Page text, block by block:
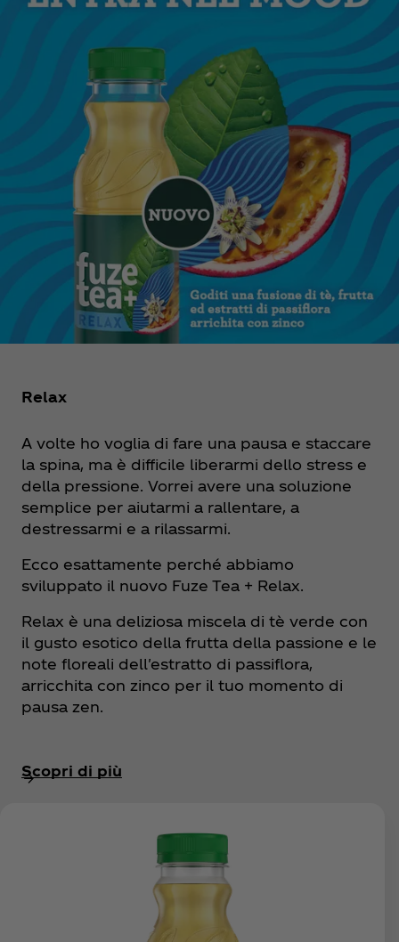
Relax
A volte ho voglia di fare una pausa e staccare
la spina, ma è difficile liberarmi dello stress e
della pressione. Vorrei avere una soluzione
semplice per aiutarmi a rallentare, a
destressarmi e a rilassarmi.
Ecco esattamente perché abbiamo
sviluppato il nuovo Fuze Tea + Relax.
Relax è una deliziosa miscela di tè verde con
il gusto esotico della frutta della passione e le
note floreali dell'estratto di passiflora,
arricchita con zinco per il tuo momento di
pausa zen.
Scopri di più